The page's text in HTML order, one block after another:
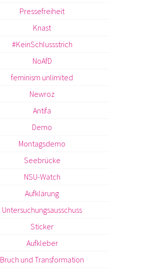
Pressefreiheit
Knast
#KeinSchlussstrich
NoAfD
feminism unlimited
Newroz
Antifa
Demo
Montagsdemo
Seebrücke
NSU-Watch
Aufklärung
Untersuchungsausschuss
Sticker
Aufkleber
Bruch und Transformation